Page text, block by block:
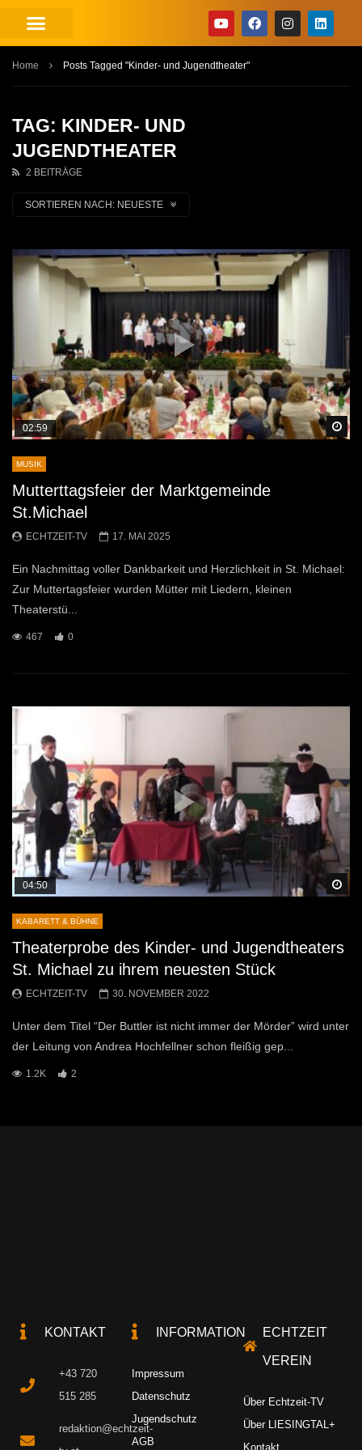
Home Posts Tagged "Kinder- und Jugendtheater"
TAG: KINDER- UND
JUGENDTHEATER
2 BEITRÄGE
SORTIEREN NACH: NEUESTE
02:59
MUSIK
Mutterttagsfeier der Marktgemeinde
St.Michael
ECHTZEIT-TV 17. MAI 2025
Ein Nachmittag voller Dankbarkeit und Herzlichkeit in St. Michael:
Zur Muttertagsfeier wurden Mütter mit Liedern, kleinen
Theaterstü...
467 0
04:50
KABARETT & BÜHNE
Theaterprobe des Kinder- und Jugendtheaters
St. Michael zu ihrem neuesten Stück
ECHTZEIT-TV 30. NOVEMBER 2022
Unter dem Titel “Der Buttler ist nicht immer der Mörder” wird unter
der Leitung von Andrea Hochfellner schon fleißig gep...
1.2K 2
KONTAKT
+43 720
515 285
redaktion@echtzeit-
INFORMATION
Impressum
Datenschutz
Jugendschutz
AGB
ECHTZEIT
VEREIN
Über Echtzeit-TV
Über LIESINGTAL+
Kontakt